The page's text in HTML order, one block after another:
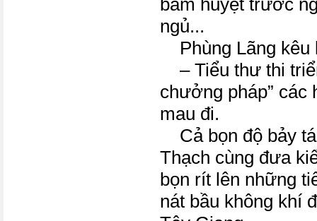
bấm huyệt trước
ngủ...
Phùng Lãng kêu
– Tiểu thư thi
chưởng pháp” các
mau đi.
Cả bọn độ bảy
Thạch cùng đưa
bọn rít lên những
nát bầu không khí